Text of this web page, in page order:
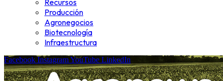
Recursos
Producción
Agronegocios
Biotecnología
Infraestructura
Facebook InstagramYouTube LinkedIn